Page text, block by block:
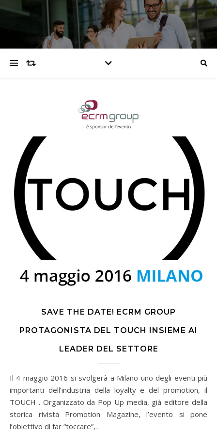
SAVE THE DATE! ECRM GROUP
PROTAGONISTA DEL TOUCH INSIEME AI
LEADER DEL SETTORE
Il 4 maggio 2016 si svolgerà a Milano uno degli eventi più
importanti dell’industria della loyalty e del promotion, il
TOUCH . Organizzato da Pop Up media, già editore della
storica rivista Promotion Magazine, l’evento si pone
l’obiettivo di far “toccare”,…